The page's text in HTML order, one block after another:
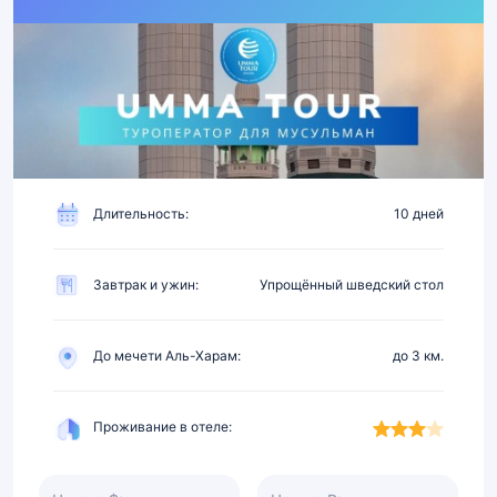
Длительность: 10 дней
Завтрак и ужин: Упрощённый шведский стол
До мечети Аль-Харам: до 3 км.
Проживание в отеле:
3
питание